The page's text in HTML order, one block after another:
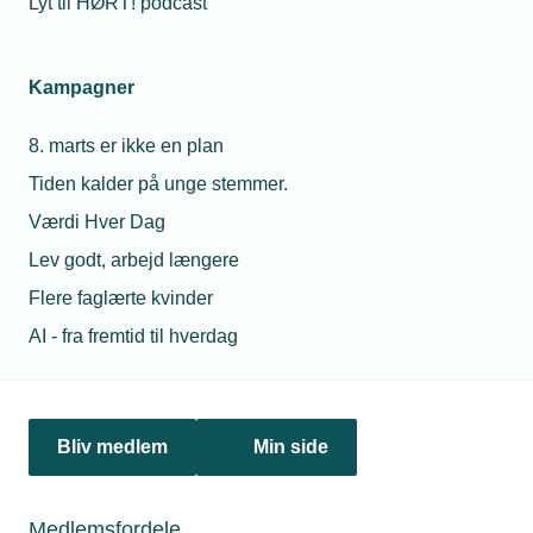
Kampagner
8. marts er ikke en plan
Tiden kalder på unge stemmer.
Værdi Hver Dag
Lev godt, arbejd længere
Flere faglærte kvinder
AI - fra fremtid til hverdag
Bliv medlem Min side
Fire TEKNIQ-piloter i Projekt Smart Home
BSS' Projekt Smart Home. Fire af de 12 virksomheder,
som deltager i pilotprojektet, er TEKNIQ-medlemmer.